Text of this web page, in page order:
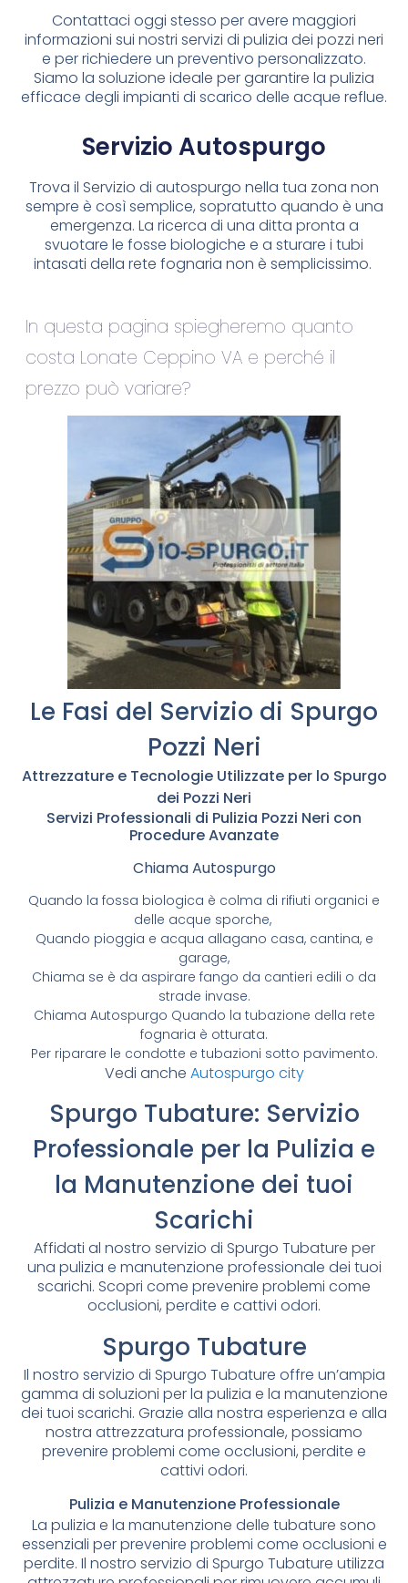
Contattaci oggi stesso per avere maggiori
informazioni sui nostri servizi di pulizia dei pozzi neri
e per richiedere un preventivo personalizzato.
Siamo la soluzione ideale per garantire la pulizia
efficace degli impianti di scarico delle acque reflue.
Servizio Autospurgo
Trova il Servizio di autospurgo nella tua zona non
sempre è così semplice, sopratutto quando è una
emergenza. La ricerca di una ditta pronta a
svuotare le fosse biologiche e a sturare i tubi
intasati della rete fognaria non è semplicissimo.
In questa pagina spiegheremo quanto
costa Lonate Ceppino VA e perché il
prezzo può variare?
Le Fasi del Servizio di Spurgo
Pozzi Neri
Attrezzature e Tecnologie Utilizzate per lo Spurgo
dei Pozzi Neri
Servizi Professionali di Pulizia Pozzi Neri con
Procedure Avanzate
Chiama Autospurgo
Quando la fossa biologica è colma di rifiuti organici e
delle acque sporche,
Quando pioggia e acqua allagano casa, cantina, e
garage,
Chiama se è da aspirare fango da cantieri edili o da
strade invase.
Chiama Autospurgo Quando la tubazione della rete
fognaria è otturata.
Per riparare le condotte e tubazioni sotto pavimento.
Vedi anche Autospurgo city
Spurgo Tubature: Servizio
Professionale per la Pulizia e
la Manutenzione dei tuoi
Scarichi
Affidati al nostro servizio di Spurgo Tubature per
una pulizia e manutenzione professionale dei tuoi
scarichi. Scopri come prevenire problemi come
occlusioni, perdite e cattivi odori.
Spurgo Tubature
Il nostro servizio di Spurgo Tubature offre un’ampia
gamma di soluzioni per la pulizia e la manutenzione
dei tuoi scarichi. Grazie alla nostra esperienza e alla
nostra attrezzatura professionale, possiamo
prevenire problemi come occlusioni, perdite e
cattivi odori.
Pulizia e Manutenzione Professionale
La pulizia e la manutenzione delle tubature sono
essenziali per prevenire problemi come occlusioni e
perdite. Il nostro servizio di Spurgo Tubature utilizza